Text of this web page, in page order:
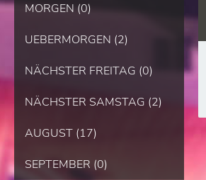
MORGEN (0)
UEBERMORGEN (2)
NÄCHSTER FREITAG (0)
NÄCHSTER SAMSTAG (2)
AUGUST (17)
SEPTEMBER (0)